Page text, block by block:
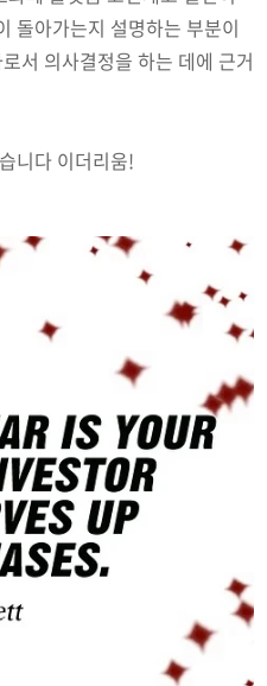
돌아가는지 설명하는 부분이
서 의사결정을 하는 데에 근거
니다 이더리움!